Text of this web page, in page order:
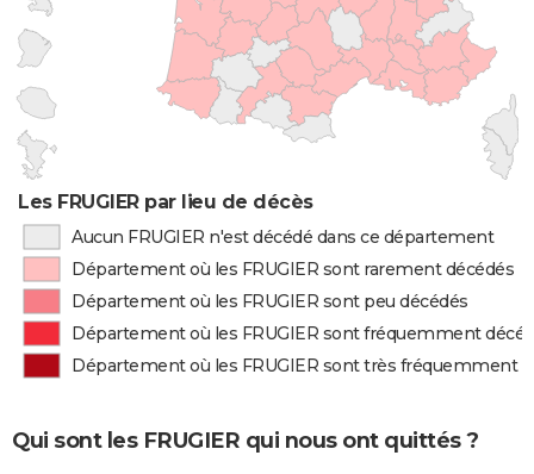
Les FRUGIER par lieu de décès
Aucun FRUGIER n'est décédé dans ce département
Département où les FRUGIER sont rarement décédés
Département où les FRUGIER sont peu décédés
Département où les FRUGIER sont fréquemment
Département où les FRUGIER sont très fréquemment
Qui sont les FRUGIER qui nous ont quittés ?